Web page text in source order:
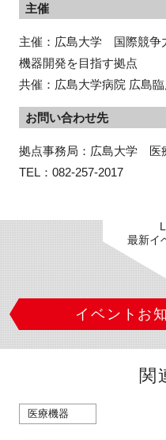
主催
主催：広島大学 国際競争
機器開発を目指す拠点
共催：広島大学病院 広島
お問い合わせ先
拠点事務局：広島大学　
TEL：082-257-2017
最新イ
イベントお
関
医療機器